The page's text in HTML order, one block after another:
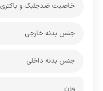
خاصیت ضدجلبک و باکتری
جنس بدنه خارجی
جنس بدنه داخلی
وزن